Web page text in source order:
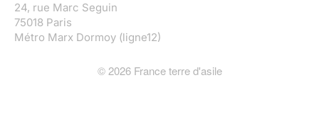
24, rue Marc Seguin
75018 Paris
Métro Marx Dormoy (ligne12)
©2026France terre d'asile